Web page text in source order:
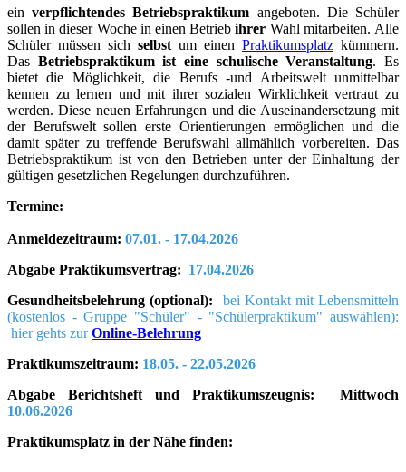
einverpflichtendes Betriebspraktikum angeboten. Die Schüler
sollen in dieser Woche in einen Betriebihrer Wahl mitarbeiten. Alle
Schüler müssen sich selbst um einen Praktikumsplatz kümmern.
Das Betriebspraktikum ist eine schulische Veranstaltung. Es
bietet die Möglichkeit, die Berufs -und Arbeitswelt unmittelbar
kennen zu lernen und mit ihrer sozialen Wirklichkeit vertraut zu
werden. Diese neuen Erfahrungen und die Auseinandersetzung mit
der Berufswelt sollen erste Orientierungen ermöglichen und die
damit später zu treffende Berufswahl allmählich vorbereiten. Das
Betriebspraktikum ist von den Betrieben unter der Einhaltung der
gültigen gesetzlichen Regelungen durchzuführen.
Termine:
Anmeldezeitraum: 07.01. - 17.04.2026
Abgabe Praktikumsvertrag: 17.04.2026
Gesundheitsbelehrung (optional): bei Kontakt mit Lebensmitteln
(kostenlos - Gruppe "Schüler" - "Schülerpraktikum" auswählen):
hier gehts zur Online-Belehrung
Praktikumszeitraum: 18.05. - 22.05.2026
Abgabe Berichtsheft und Praktikumszeugnis: Mittwoch
10.06.2026
Praktikumsplatz in der Nähe finden: